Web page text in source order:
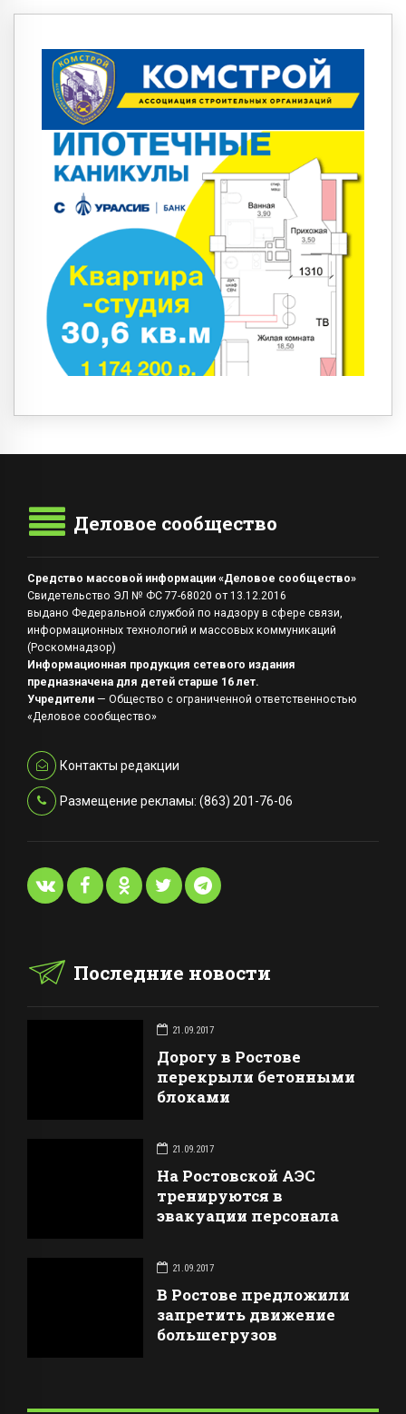
Деловое сообщество
Средство массовой информации «Деловое сообщество»
Свидетельство ЭЛ № ФС 77-68020 от 13.12.2016
выдано Федеральной службой по надзору в сфере связи,
информационных технологий и массовых коммуникаций
(Роскомнадзор)
Информационная продукция сетевого издания
предназначена для детей старше 16 лет.
Учредители — Общество с ограниченной ответственностью
«Деловое сообщество»
Контакты редакции
Размещение рекламы: (863) 201-76-06
Последние новости
21.09.2017
Дорогу в Ростове
перекрыли бетонными
блоками
21.09.2017
На Ростовской АЭС
тренируются в
эвакуации персонала
21.09.2017
В Ростове предложили
запретить движение
большегрузов